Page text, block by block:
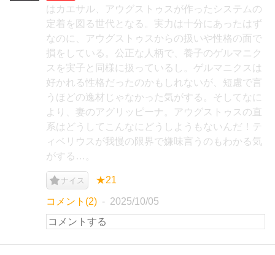
はカエサル、アウグストゥスが作ったシステムの
定着を図る世代となる。実力は十分にあったはず
なのに、アウグストゥスからの扱いや性格の面で
損をしている。公正な人柄で、養子のゲルマニク
スを実子と同様に扱っているし。ゲルマニクスは
好かれる性格だったのかもしれないが、短慮で言
うほどの逸材じゃなかった気がする。そしてなに
より、妻のアグリッピーナ。アウグストゥスの直
系はどうしてこんなにどうしようもないんだ！テ
ィベリウスが我慢の限界で嫌味言うのもわかる気
がする…。
ナイス ★21
コメント(2) 2025/10/05